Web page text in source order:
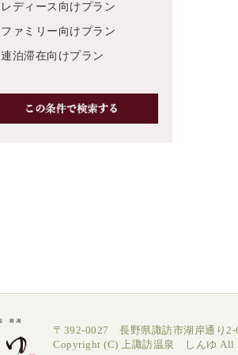
レディース向けプラン
ファミリー向けプラン
連泊滞在向けプラン
〒392-0027 長野県諏訪市湖岸通り2-
Copyright (C) 上諏訪温泉 しんゆ All